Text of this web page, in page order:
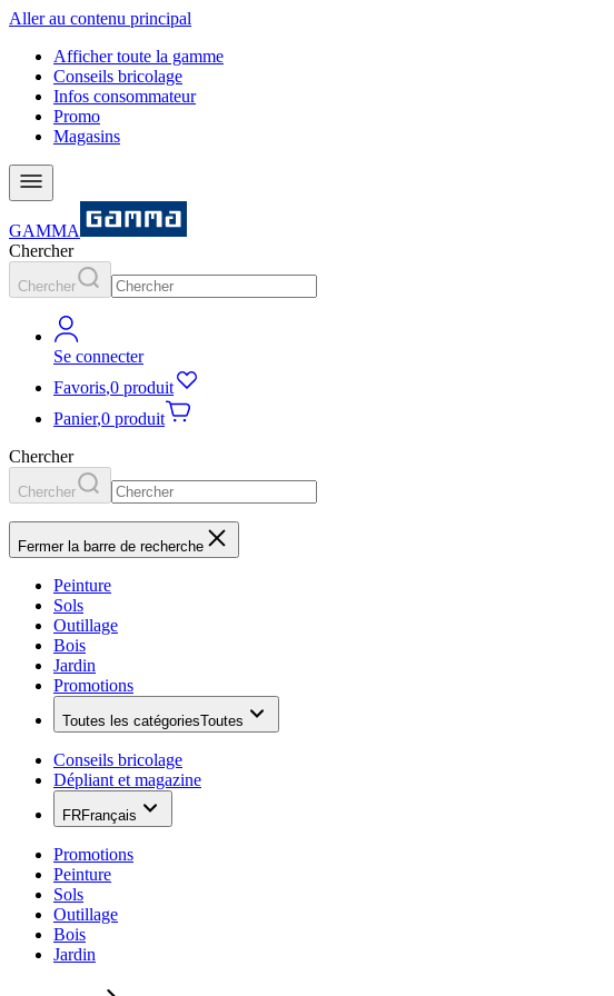
Aller au contenu principal
Afficher toute la gamme
Conseils bricolage
Infos consommateur
Promo
Magasins
GAMMA
Chercher
Chercher
Se connecter
Favoris,0 produit
Panier,0 produit
Chercher
Chercher
Fermer la barre de recherche
Peinture
Sols
Outillage
Bois
Jardin
Promotions
Toutes les catégoriesToutes
Conseils bricolage
Dépliant et magazine
FRFrançais
Promotions
Peinture
Sols
Outillage
Bois
Jardin